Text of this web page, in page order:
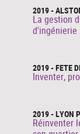
2019 -
La gestion
d'ingénierie
2019 - FETE
Inventer,
2019 - LYON
Réinventer